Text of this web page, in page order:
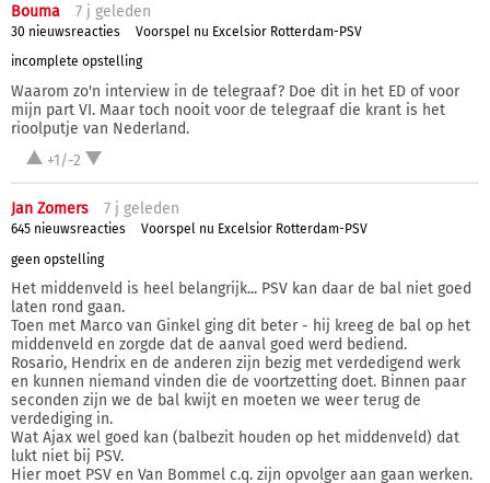
Bouma 7 j geleden
30 nieuwsreacties
Voorspel nu Excelsior Rotterdam-PSV
incomplete opstelling
Waarom zo'n interview in de telegraaf? Doe dit in het ED of voor
mijn part VI. Maar toch nooit voor de telegraaf die krant is het
rioolputje van Nederland.
+1/-2
Jan Zomers 7 j geleden
645 nieuwsreacties
Voorspel nu Excelsior Rotterdam-PSV
geen opstelling
Het middenveld is heel belangrijk... PSV kan daar de bal niet goed
laten rond gaan.
Toen met Marco van Ginkel ging dit beter - hij kreeg de bal op het
middenveld en zorgde dat de aanval goed werd bediend.
Rosario, Hendrix en de anderen zijn bezig met verdedigend werk
en kunnen niemand vinden die de voortzetting doet. Binnen paar
seconden zijn we de bal kwijt en moeten we weer terug de
verdediging in.
Wat Ajax wel goed kan (balbezit houden op het middenveld) dat
lukt niet bij PSV.
Hier moet PSV en Van Bommel c.q. zijn opvolger aan gaan werken.